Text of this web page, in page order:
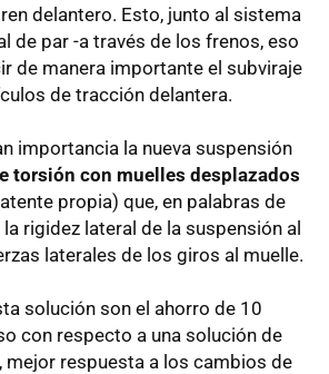
delantero. Esto, junto al sistema
de par -a través de los frenos, eso
de manera importante el subviraje
de tracción delantera.
importancia la nueva suspensión
torsión con muelles desplazados
propia) que, en palabras de
rigidez lateral de la suspensión al
laterales de los giros al muelle.
solución son el ahorro de 10
con respecto a una solución de
mejor respuesta a los cambios de